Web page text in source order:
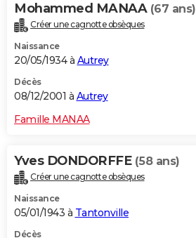
Mohammed MANAA (67 ans)
Créer une cagnotte obsèques
Naissance
20/05/1934 à Autrey
Décès
08/12/2001 à Autrey
Famille MANAA
Yves DONDORFFE (58 ans)
Créer une cagnotte obsèques
Naissance
05/01/1943 à Tantonville
Décès